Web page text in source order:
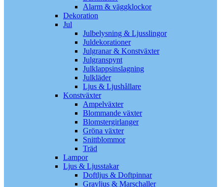
Alarm & väggklockor
Dekoration
Jul
Julbelysning & Ljusslingor
Juldekorationer
Julgranar & Konstväxter
Julgranspynt
Julklappsinslagning
Julkläder
Ljus & Ljushållare
Konstväxter
Ampelväxter
Blommande växter
Blomstergirlanger
Gröna växter
Snittblommor
Träd
Lampor
Ljus & Ljusstakar
Doftljus & Doftpinnar
Gravljus & Marschaller